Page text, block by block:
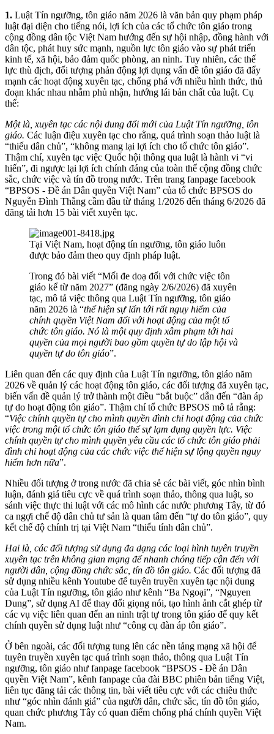
1. Luật Tín ngưỡng, tôn giáo năm 2026 là văn bản quy phạm pháp
luật đại diện cho tiếng nói, lợi ích của các tổ chức tôn giáo trong
cộng đồng dân tộc Việt Nam hướng đến sự hội nhập, đồng hành với
dân tộc, phát huy sức mạnh, nguồn lực tôn giáo vào sự phát triển
kinh tế, xã hội, bảo đảm quốc phòng, an ninh. Tuy nhiên, các thế
lực thù địch, đối tượng phản động lợi dụng vấn đề tôn giáo đã đẩy
mạnh các hoạt động xuyên tạc, chống phá với nhiều hình thức, thủ
đoạn khác nhau nhằm phủ nhận, hướng lái bản chất của luật. Cụ
thể:
Một là, xuyên tạc các nội dung đổi mới của Luật Tín ngưỡng, tôn
giáo. Các luận điệu xuyên tạc cho rằng, quá trình soạn thảo luật là
“thiếu dân chủ”, “không mang lại lợi ích cho tổ chức tôn giáo”.
Thậm chí, xuyên tạc việc Quốc hội thông qua luật là hành vi “vi
hiến”, đi ngược lại lợi ích chính đáng của toàn thể cộng đồng chức
sắc, chức việc và tín đồ trong nước. Trên trang fanpage facebook
“BPSOS - Đề án Dân quyền Việt Nam” của tổ chức BPSOS do
Nguyễn Đình Thắng cầm đầu từ tháng 1/2026 đến tháng 6/2026 đã
đăng tải hơn 15 bài viết xuyên tạc.
Tại Việt Nam, hoạt động tín ngưỡng, tôn giáo luôn
được bảo đảm theo quy định pháp luật.
Trong đó bài viết “Mối đe doạ đối với chức việc tôn
giáo kể từ năm 2027” (đăng ngày 2/6/2026) đã xuyên
tạc, mô tả việc thông qua Luật Tín ngưỡng, tôn giáo
năm 2026 là “thể hiện sự lấn tới rất nguy hiểm của
chính quyền Việt Nam đối với hoạt động của một tổ
chức tôn giáo. Nó là một quy định xâm phạm tới hai
quyền của mọi người bao gồm quyền tự do lập hội và
quyền tự do tôn giáo”.
Liên quan đến các quy định của Luật Tín ngưỡng, tôn giáo năm
2026 về quản lý các hoạt động tôn giáo, các đối tượng đã xuyên tạc,
biến vấn đề quản lý trở thành một điều “bắt buộc” dẫn đến “đàn áp
tự do hoạt động tôn giáo”. Thậm chí tổ chức BPSOS mô tả rằng:
“Việc chính quyền tự cho mình quyền đình chỉ hoạt động của chức
việc trong một tổ chức tôn giáo thể sự lạm dụng quyền lực. Việc
chính quyền tự cho mình quyền yêu cầu các tổ chức tôn giáo phải
đình chỉ hoạt động của các chức việc thể hiện sự lộng quyền nguy
hiểm hơn nữa”.
Nhiều đối tượng ở trong nước đã chia sẻ các bài viết, góc nhìn bình
luận, đánh giá tiêu cực về quá trình soạn thảo, thông qua luật, so
sánh việc thực thi luật với các mô hình các nước phương Tây, từ đó
ca ngợi chế độ dân chủ tư sản là quan tâm đến “tự do tôn giáo”, quy
kết chế độ chính trị tại Việt Nam “thiếu tính dân chủ”.
Hai là, các đối tượng sử dụng đa dạng các loại hình tuyên truyền
xuyên tạc trên không gian mạng để nhanh chóng tiếp cận đến với
người dân, cộng đồng chức sắc, tín đồ tôn giáo. Các đối tượng đã
sử dụng nhiều kênh Youtube để tuyên truyền xuyên tạc nội dung
của Luật Tín ngưỡng, tôn giáo như kênh “Ba Ngoại”, “Nguyen
Dung”, sử dụng AI để thay đổi giọng nói, tạo hình ảnh cắt ghép từ
các vụ việc liên quan đến an ninh trật tự trong tôn giáo để quy kết
chính quyền sử dụng luật như “công cụ đàn áp tôn giáo”.
Ở bên ngoài, các đối tượng tung lên các nền tảng mạng xã hội để
tuyên truyền xuyên tạc quá trình soạn thảo, thông qua Luật Tín
ngưỡng, tôn giáo như fanpage facebook “BPSOS - Đề án Dân
quyền Việt Nam”, kênh fanpage của đài BBC phiên bản tiếng Việt,
liên tục đăng tải các thông tin, bài viết tiêu cực với các chiêu thức
như “góc nhìn đánh giá” của người dân, chức sắc, tín đồ tôn giáo,
quan chức phương Tây có quan điểm chống phá chính quyền Việt
Nam.